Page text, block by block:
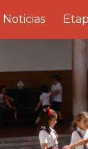
to navigation
Noticias